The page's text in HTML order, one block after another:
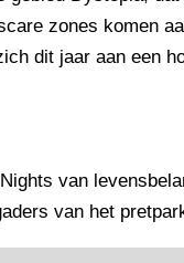
zones komen
dit jaar aan een
van
van het